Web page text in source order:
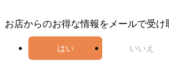
お店からのお得な情報をメールで受け
はい いいえ